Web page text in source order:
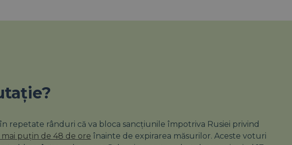
rânduri că va bloca sancțiunile împotriva Rusiei privind
puțin de 48 de ore înainte de expirarea măsurilor. Aceste voturi